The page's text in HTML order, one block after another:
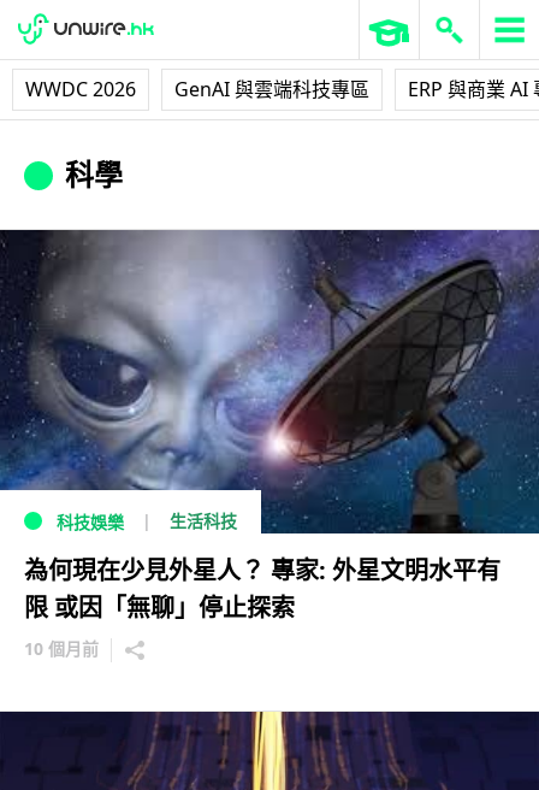
WWDC 2026 GenAI 與雲端科技專區 ERP 與商業 AI
科學
科技娛樂 生活科技
為何現在少見外星人？ 專家: 外星文明水平有
限 或因「無聊」停止探索
10 個月前